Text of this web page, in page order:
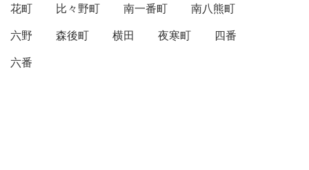
花町
比々野町 南一番町
南八熊町
六野
森後町 横田 夜寒町
四番
六番